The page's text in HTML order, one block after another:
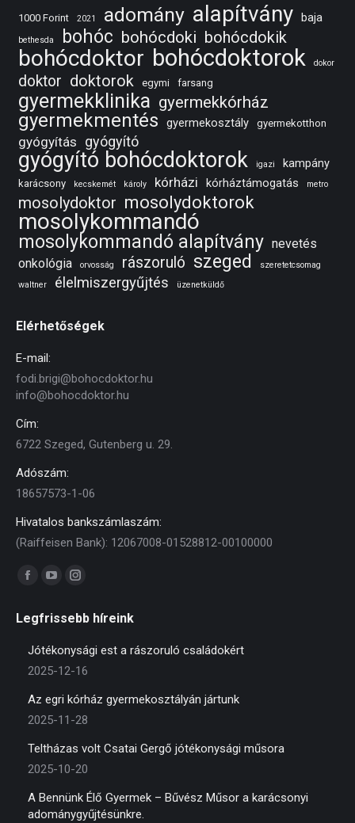
1000 Forint 2021 adomány alapítvány baja
bethesda bohóc bohócdoki bohócdokik
bohócdoktor bohócdoktorok dokor
doktor doktorok egymi farsang
gyermekklinika gyermekkórház
gyermekmentés gyermekosztály gyermekotthon
gyógyítás gyógyító
gyógyító bohócdoktorok igazi kampány
karácsony kecskemét károly kórházi kórháztámogatás metro
mosolydoktor mosolydoktorok
mosolykommandó
mosolykommandó alapítvány nevetés
onkológia
orvosság rászoruló szeged
szeretetcsomag
waltner
élelmiszergyűjtés üzenetküldő
Elérhetőségek
E-mail:
fodi.brigi@bohocdoktor.hu
info@bohocdoktor.hu
Cím:
6722 Szeged, Gutenberg u. 29.
Adószám:
18657573-1-06
Hivatalos bankszámlaszám:
(Raiffeisen Bank): 12067008-01528812-00100000
Find us on:
Facebook
opens
in
new
YouTube
opens
in
new
Instagram
opens
in
new
Legfrissebb híreink
Jótékonysági est a rászoruló családokért
2025-12-16
Az egri kórház gyermekosztályán jártunk
2025-11-28
Teltházas volt Csatai Gergő jótékonysági műsora
2025-10-20
A Bennünk Élő Gyermek – Bűvész Műsor a karácsonyi
adománygyűjtésünkre.